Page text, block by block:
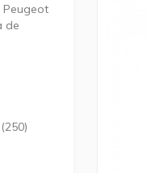
Peugeot
de
(250)